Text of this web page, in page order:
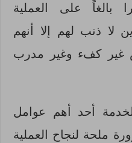
على العملية
لا ذنب لهم إلا أنهم
غير كفء وغير مدرب
أحد أهم عوامل
ملحة لنجاح العملية